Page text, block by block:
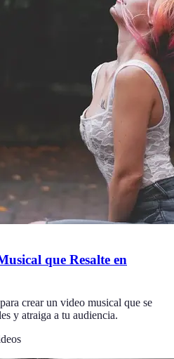
que Resalte en
crear un video musical que se
y atraiga a tu audiencia.